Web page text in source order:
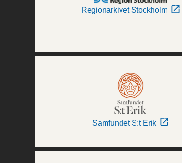
Regionarkivet Stockholm
Samfundet S:t Erik